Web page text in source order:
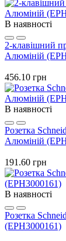
В наявності
2-клавішний
Алюміній
456.10 грн
В наявності
Розетка
Алюміній
191.60 грн
В наявності
Розетка
(EPH3000161)